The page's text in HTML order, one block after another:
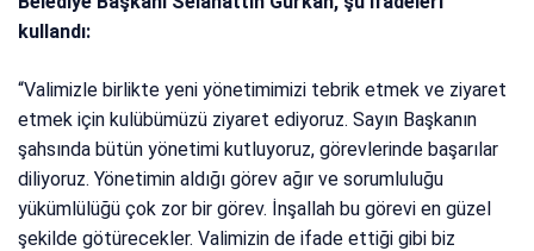
kullandı:
“Valimizle birlikte yeni yönetimimizi tebrik etmek ve ziyaret
etmek için kulübümüzü ziyaret ediyoruz. Sayın Başkanın
şahsında bütün yönetimi kutluyoruz, görevlerinde başarılar
diliyoruz. Yönetimin aldığı görev ağır ve sorumluluğu
yükümlülüğü çok zor bir görev. İnşallah bu görevi en güzel
şekilde götürecekler. Valimizin de ifade ettiği gibi biz